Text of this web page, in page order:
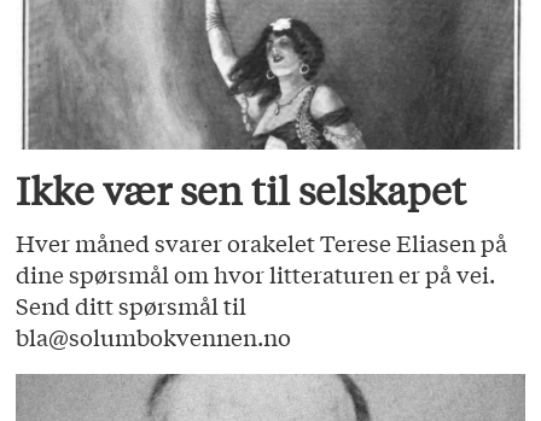
Ikke vær sen til selskapet
Hver måned svarer orakelet Terese Eliasen på
dine spørsmål om hvor litteraturen er på vei.
Send ditt spørsmål til
bla@solumbokvennen.no